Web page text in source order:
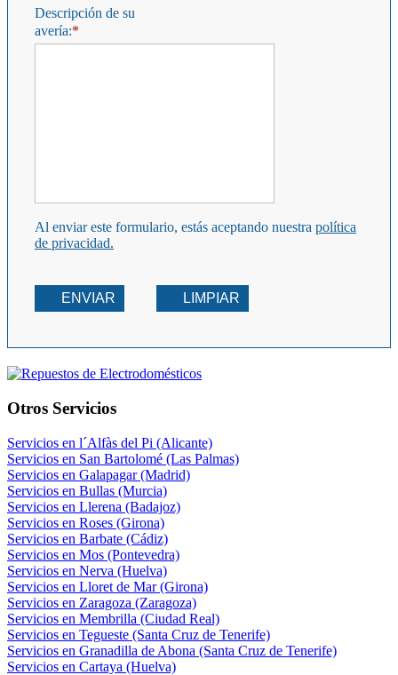
Descripción de su
avería:
Al enviar este formulario, estás aceptando nuestra política
de privacidad.
ENVIAR LIMPIAR
Otros Servicios
Servicios en l´Alfàs del Pi (Alicante)
Servicios en San Bartolomé (Las Palmas)
Servicios en Galapagar (Madrid)
Servicios en Bullas (Murcia)
Servicios en Llerena (Badajoz)
Servicios en Roses (Girona)
Servicios en Barbate (Cádiz)
Servicios en Mos (Pontevedra)
Servicios en Nerva (Huelva)
Servicios en Lloret de Mar (Girona)
Servicios en Zaragoza (Zaragoza)
Servicios en Membrilla (Ciudad Real)
Servicios en Tegueste (Santa Cruz de Tenerife)
Servicios en Granadilla de Abona (Santa Cruz de Tenerife)
Servicios en Cartaya (Huelva)